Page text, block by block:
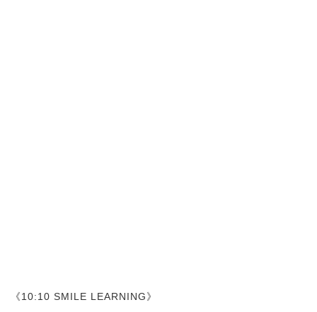
《10:10 SMILE LEARNING》